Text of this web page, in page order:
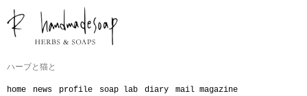
ハーブと猫と
home news profile soap lab diary mail magazine